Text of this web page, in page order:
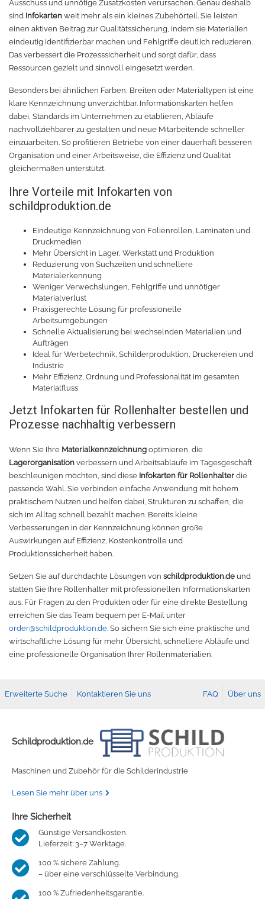
MDF
Acryl
Ausschuss und unnötige Zusatzkosten verursachen. Genau deshalb
sind Infokarten weit mehr als ein kleines Zubehörteil. Sie leisten
einen aktiven Beitrag zur Qualitätssicherung, indem sie Materialien
eindeutig identifizierbar machen und Fehlgriffe deutlich reduzieren.
Das verbessert die Prozesssicherheit und sorgt dafür, dass
Ressourcen gezielt und sinnvoll eingesetzt werden.
Besonders bei ähnlichen Farben, Breiten oder Materialtypen ist eine
klare Kennzeichnung unverzichtbar. Informationskarten helfen
dabei, Standards im Unternehmen zu etablieren, Abläufe
nachvollziehbarer zu gestalten und neue Mitarbeitende schneller
einzuarbeiten. So profitieren Betriebe von einer dauerhaft besseren
Organisation und einer Arbeitsweise, die Effizienz und Qualität
gleichermaßen unterstützt.
Ihre Vorteile mit Infokarten von
schildproduktion.de
Eindeutige Kennzeichnung von Folienrollen, Laminaten und
Druckmedien
Mehr Übersicht in Lager, Werkstatt und Produktion
Reduzierung von Suchzeiten und schnellere
Materialerkennung
Weniger Verwechslungen, Fehlgriffe und unnötiger
Materialverlust
Praxisgerechte Lösung für professionelle
Arbeitsumgebungen
Schnelle Aktualisierung bei wechselnden Materialien und
Aufträgen
Ideal für Werbetechnik, Schilderproduktion, Druckereien und
Industrie
Mehr Effizienz, Ordnung und Professionalität im gesamten
Materialfluss
Jetzt Infokarten für Rollenhalter bestellen und
Prozesse nachhaltig verbessern
Wenn Sie Ihre Materialkennzeichnung optimieren, die
Lagerorganisation verbessern und Arbeitsabläufe im Tagesgeschäft
beschleunigen möchten, sind diese Infokarten für Rollenhalter die
passende Wahl. Sie verbinden einfache Anwendung mit hohem
praktischem Nutzen und helfen dabei, Strukturen zu schaffen, die
sich im Alltag schnell bezahlt machen. Bereits kleine
Verbesserungen in der Kennzeichnung können große
Auswirkungen auf Effizienz, Kostenkontrolle und
Produktionssicherheit haben.
Setzen Sie auf durchdachte Lösungen von schildproduktion.de und
statten Sie Ihre Rollenhalter mit professionellen Informationskarten
aus. Für Fragen zu den Produkten oder für eine direkte Bestellung
erreichen Sie das Team bequem per E-Mail unter
order@schildproduktion.de. So sichern Sie sich eine praktische und
wirtschaftliche Lösung für mehr Übersicht, schnellere Abläufe und
eine professionelle Organisation Ihrer Rollenmaterialien.
Erweiterte Suche Kontaktieren Sie uns FAQ Über uns
Schildproduktion.de
Maschinen und Zubehör für die Schilderindustrie
Lesen Sie mehr über uns
Ihre Sicherheit
Günstige Versandkosten.
Lieferzeit: 3–7 Werktage.
100 % sichere Zahlung.
– über eine verschlüsselte Verbindung.
100 % Zufriedenheitsgarantie.